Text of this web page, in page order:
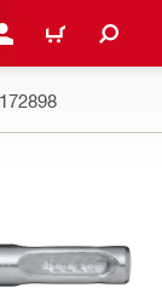
ODER
WARENKORB